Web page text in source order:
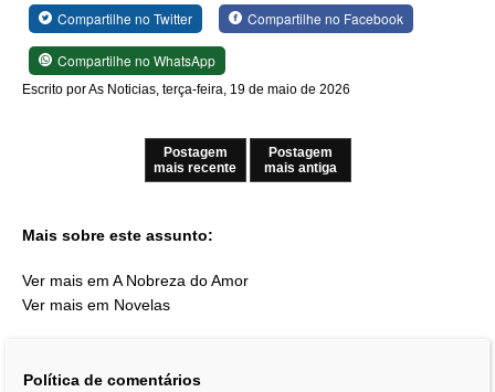
Compartilhe no Twitter Compartilhe no Facebook
Compartilhe no WhatsApp
Escrito por As Noticias, terça-feira, 19 de maio de 2026
Postagem
mais recente
Postagem
mais antiga
Mais sobre este assunto:
Ver mais em A Nobreza do Amor
Ver mais em Novelas
Política de comentários